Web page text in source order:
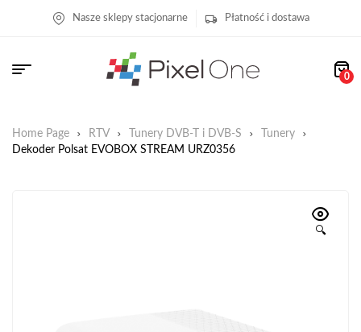
Nasze sklepy stacjonarne Płatność i dostawa
0
Home Page RTV Tunery DVB-T i DVB-S
Tunery
Dekoder Polsat EVOBOX STREAM URZ0356
🔍